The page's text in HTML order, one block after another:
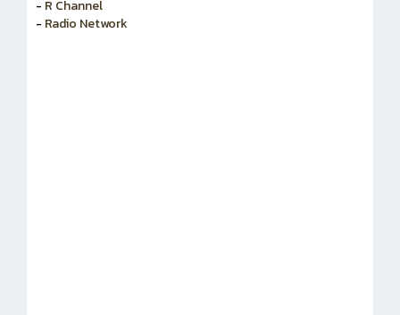
- สำนักงานคณะกรรมการข้าราชการพลเรือน
- R Channel